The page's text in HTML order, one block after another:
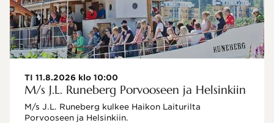
TI 11.8.2026 klo 10:00
M/s J.L. Runeberg Porvooseen ja Helsinkiin
M/s J.L. Runeberg kulkee Haikon Laiturilta
Porvooseen ja Helsinkiin.